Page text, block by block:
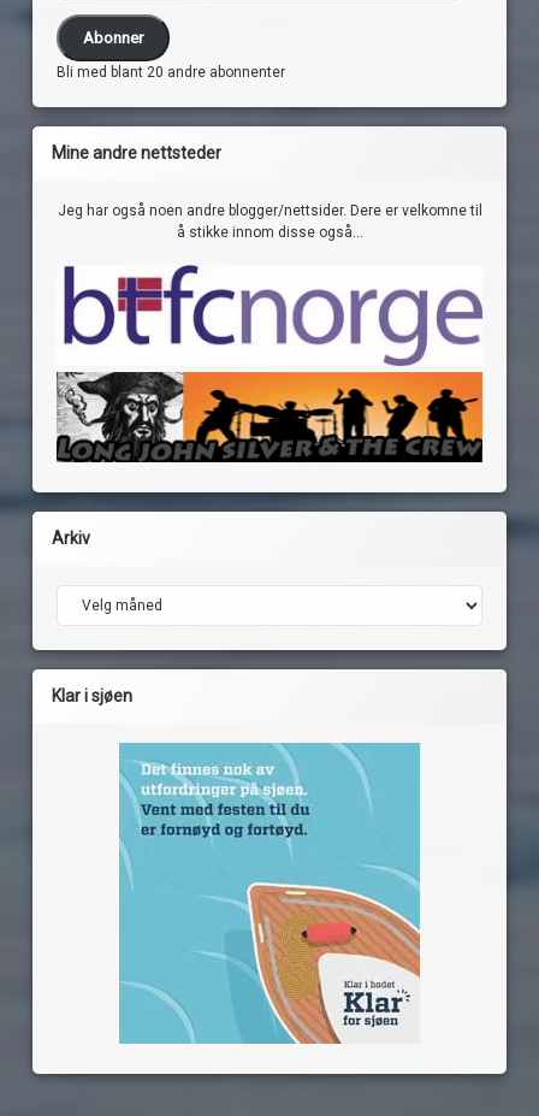
Abonner
Bli med blant 20 andre abonnenter
Mine andre nettsteder
Jeg har også noen andre blogger/nettsider. Dere er velkomne til
å stikke innom disse også...
Arkiv
Arkiv
Klar i sjøen